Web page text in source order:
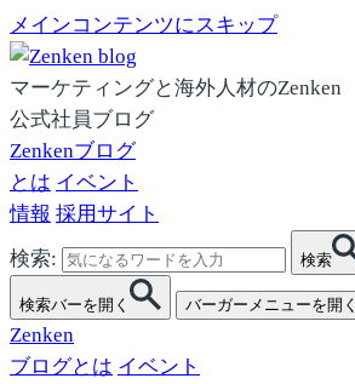
メインコンテンツにスキップ
マーケティングと海外人材のZenken
公式社員ブログ
Zenkenブログ
とは イベント
情報 採用サイト
検索:
検索
検索バーを開く バーガーメニューを開く
Zenken
ブログとは イベント